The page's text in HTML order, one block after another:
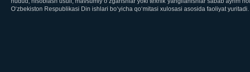
O‘zbekiston Respublikasi Din ishlari bo‘yicha qo‘mitasi xulosasi asosida faoliyat yuritadi.